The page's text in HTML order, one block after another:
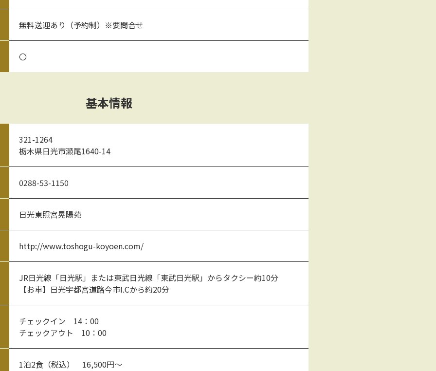
無料送迎あり（予約制）※要問合せ
〇
基本情報
321-1264
栃木県日光市瀬尾1640-14
0288-53-1150
日光東照宮晃陽苑
http://www.toshogu-koyoen.com/
JR日光線「日光駅」または東武日光線「東武日光駅」からタクシー約10分
【お車】日光宇都宮道路今市I.Cから約20分
チェックイン 14：00
チェックアウト 10：00
1泊2食（税込） 16,500円～